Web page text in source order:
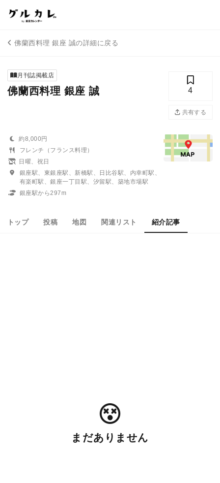
佛蘭西料理 銀座 誠の詳細に戻る
月刊誌掲載店
佛蘭西料理 銀座 誠 4
共有する
約8,000円
フレンチ（フランス料理）
日曜、祝日
銀座駅、東銀座駅、新橋駅、日比谷駅、内幸町駅、
有楽町駅、銀座一丁目駅、汐留駅、築地市場駅
銀座駅から297m
トップ 投稿 地図 関連リスト 紹介記事
まだありません